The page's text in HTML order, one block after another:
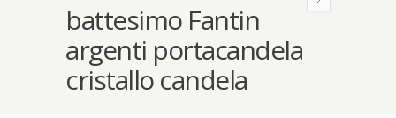
battesimo Fantin
argenti portacandela
cristallo candela